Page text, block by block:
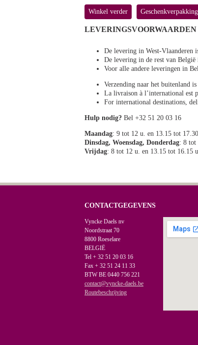
Winkel verder
LEVERINGSVOORWAARDEN
De levering in West-Vlaanderen
De levering in de rest van België
Voor alle andere leveringen in
Verzending naar het buitenland
La livraison à l’international est
For international destinations,
Hulp nodig? Bel +32 51 20 03 16
Maandag: 9 tot 12 u. en 13.15 tot
Dinsdag, Woensdag, Donderdag: 8 tot
Vrijdag: 8 tot 12 u. en 13.15 tot 16.15
CONTACTGEGEVENS
Vyncke Daels nv
Noordstraat 70
8800 Roeselare
BELGIË
Tel + 32 51 20 03 16
Fax + 32 51 24 11 33
BTW BE 0440 756 221
contact@vyncke-daels.be
Routebeschrijving